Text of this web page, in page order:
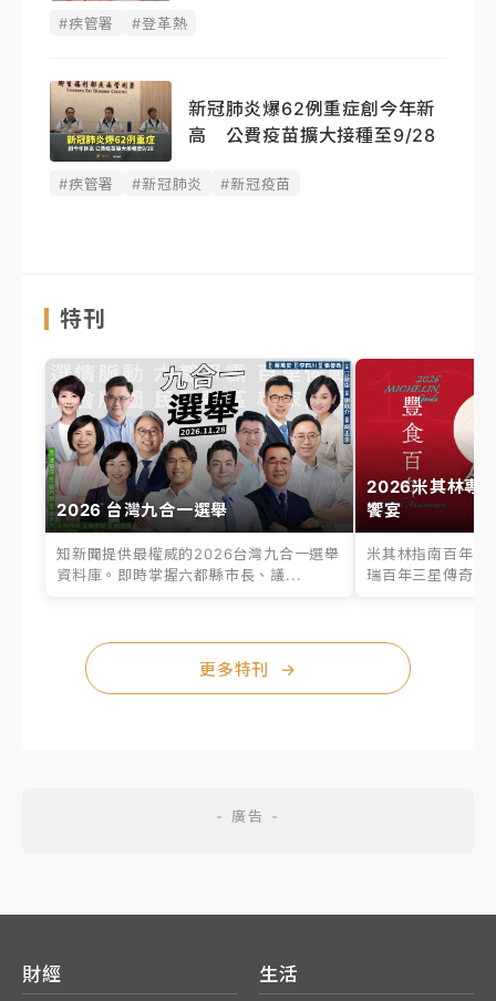
#疾管署 #登革熱
新冠肺炎爆62例重症創今年新
高 公費疫苗擴大接種至9/28
#疾管署 #新冠肺炎 #新冠疫苗
特刊
2026 台灣九合一選舉
知新聞提供最權威的2026台灣九合一選舉
資料庫。即時掌握六都縣市長、議...
2026米其林專
饗宴
米其林指南百年之
瑞百年三星傳奇、
更多特刊 →
財經 生活